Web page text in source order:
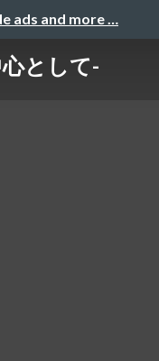
ads and more …
として-